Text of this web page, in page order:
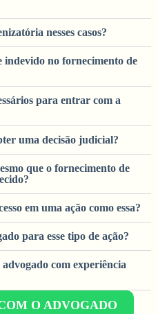
nesses casos?
indevido no fornecimento de
para entrar com a
uma decisão judicial?
que o fornecimento de
em uma ação como essa?
para esse tipo de ação?
com experiência
O ADVOGADO